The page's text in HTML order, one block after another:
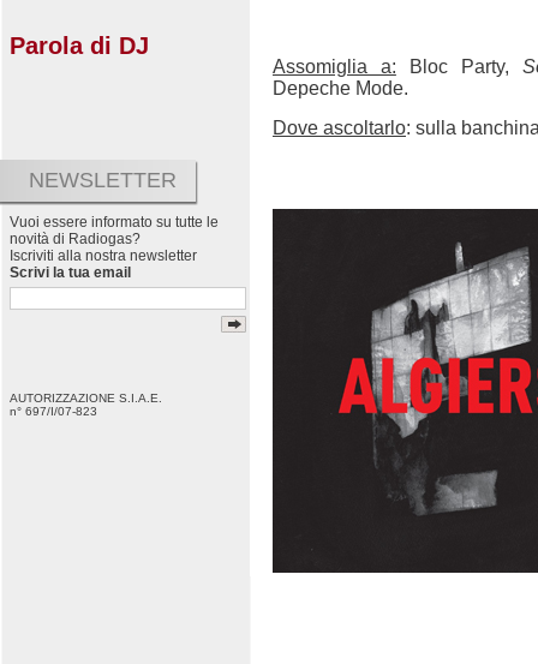
Parola di DJ
NEWSLETTER
Vuoi essere informato su tutte le
novità di Radiogas?
Iscriviti alla nostra newsletter
Scrivi la tua email
AUTORIZZAZIONE S.I.A.E.
n° 697/I/07-823
Assomiglia a: Bloc Party,
Depeche Mode.
Dove ascoltarlo: sulla